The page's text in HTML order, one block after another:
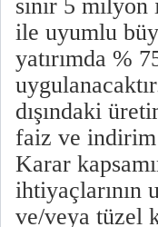
sınır 5
ile uyumlu
yatırımda %
dışındaki
faiz ve indirim
Karar
ihtiyaçlarının
ve/veya tüzel